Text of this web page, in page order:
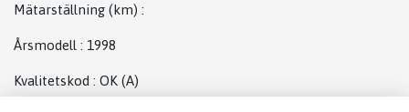
Mätarställning (km) :
Årsmodell : 1998
Kvalitetskod : OK (A)